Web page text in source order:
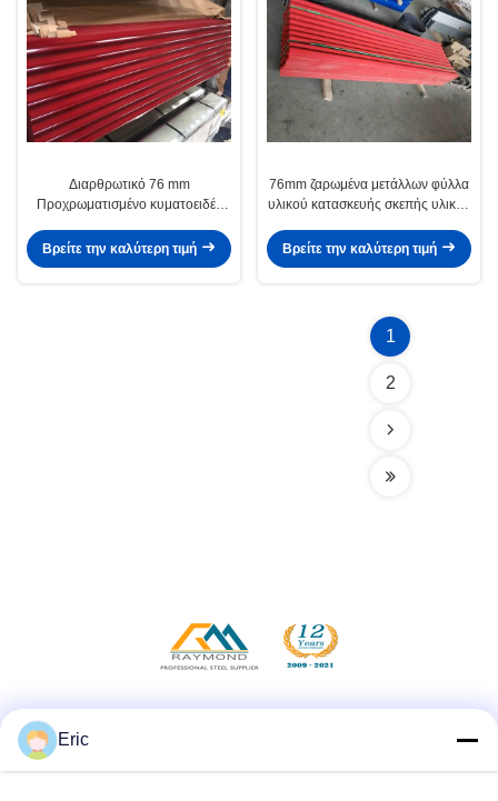
Διαρθρωτικό 76 mm
Προχρωματισμένο κυματοειδές
φύλλο με φινίρισμα Matt
Βρείτε την καλύτερη τιμή
76mm ζαρωμένα μετάλλων φύλλα
υλικού κατασκευής σκεπής υλικού
φύλλα
Βρείτε την καλύτερη τιμή
1
2
Eric